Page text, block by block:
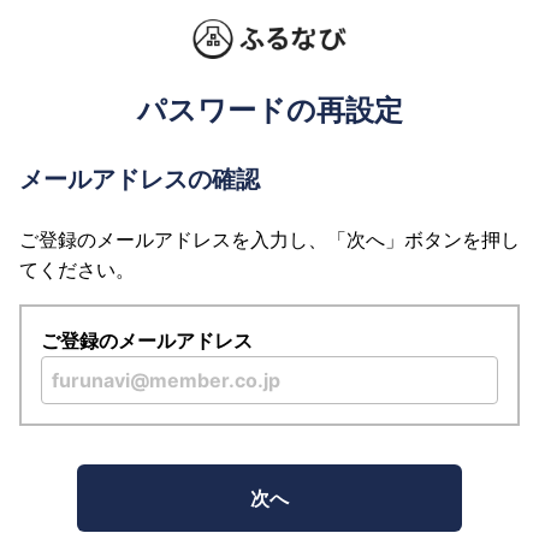
パスワードの再設定
メールアドレスの確認
ご登録のメールアドレスを入力し、「次へ」ボタンを押し
てください。
ご登録のメールアドレス